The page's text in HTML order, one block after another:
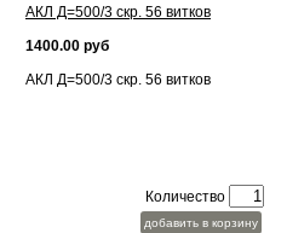
АКЛ Д=500/3 скр. 56 витков
1400.00 руб
АКЛ Д=500/3 скр. 56 витков
Количество
добавить в корзину